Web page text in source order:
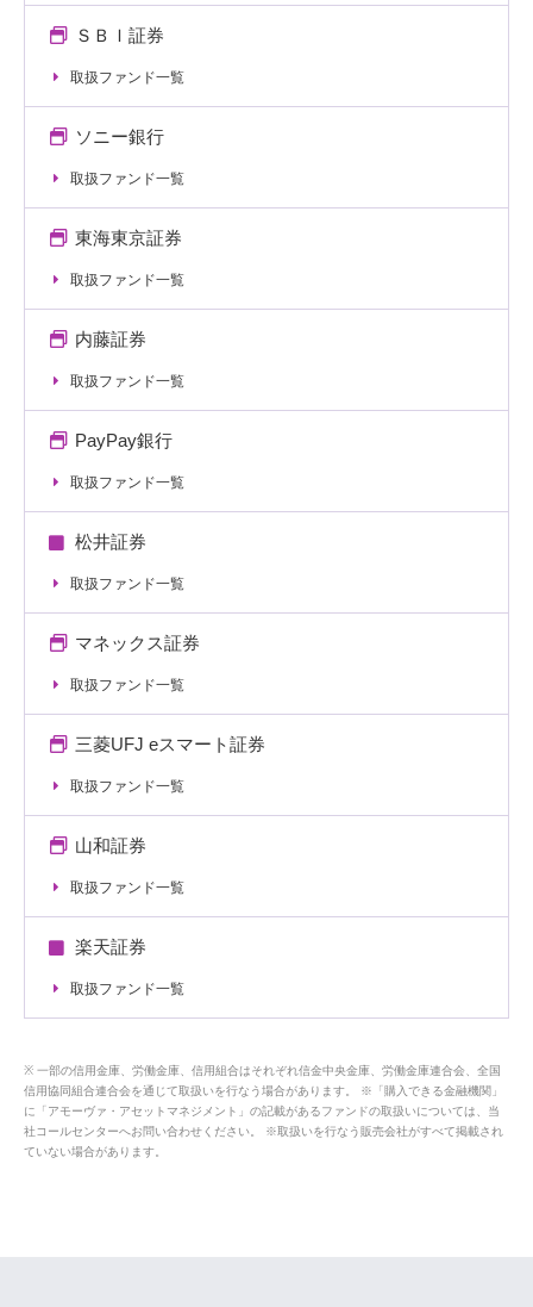
ＳＢＩ証券
取扱ファンド一覧
ソニー銀行
取扱ファンド一覧
東海東京証券
取扱ファンド一覧
内藤証券
取扱ファンド一覧
PayPay銀行
取扱ファンド一覧
松井証券
取扱ファンド一覧
マネックス証券
取扱ファンド一覧
三菱UFJ eスマート証券
取扱ファンド一覧
山和証券
取扱ファンド一覧
楽天証券
取扱ファンド一覧
一部の信用金庫、労働金庫、信用組合はそれぞれ信金中央金庫、労働金庫連合会、全国
信用協同組合連合会を通じて取扱いを行なう場合があります。 ※「購入できる金融機関」
に「アモーヴァ・アセットマネジメント」の記載があるファンドの取扱いについては、当
社コールセンターへお問い合わせください。 ※取扱いを行なう販売会社がすべて掲載され
ていない場合があります。